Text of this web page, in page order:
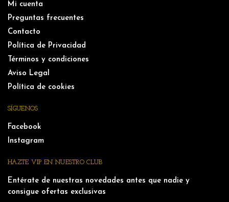
Mi cuenta
Preguntas frecuentes
Contacto
Política de Privacidad
Términos y condiciones
Aviso Legal
Política de cookies
SÍGUENOS
Facebook
Instagram
HAZTE VIP EN NUESTRO CLUB
Entérate de nuestras novedades antes que nadie y
consigue ofertas exclusivas